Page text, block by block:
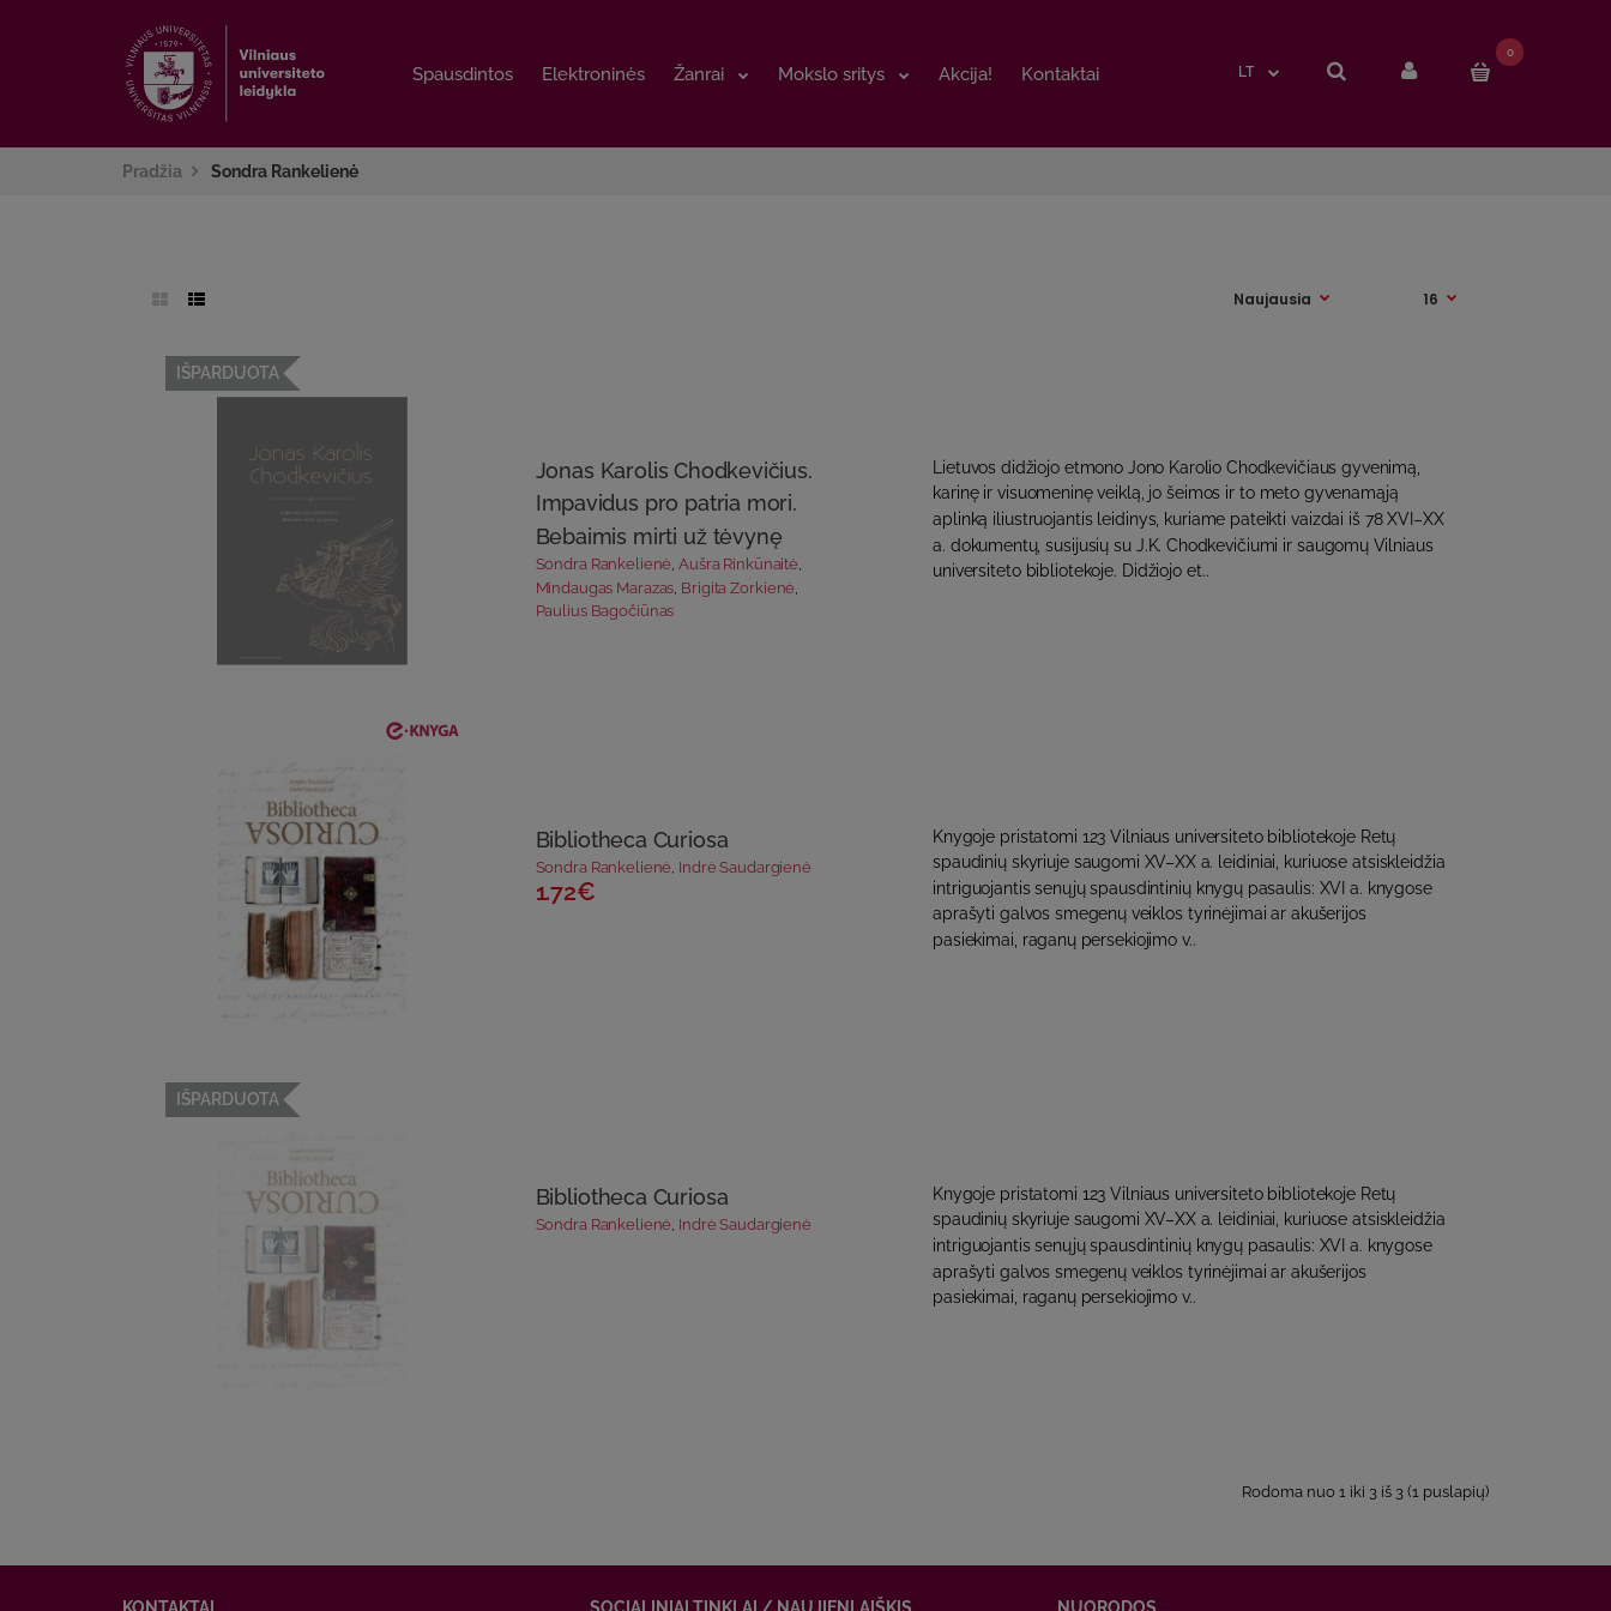
Spausdintos Elektroninės Žanrai Mokslo sritys Akcija! Kontaktai LT
0
Spausdintos Elektroninės Žanrai Mokslo sritys Akcija! Kontaktai LT
0
Pradžia Sondra Rankelienė
IŠPARDUOTA
Jonas Karolis Chodkevičius.
Impavidus pro patria mori.
Bebaimis mirti už tėvynę
Sondra Rankelienė,Aušra Rinkūnaitė,
Mindaugas Marazas Brigita Zorkienė
Paulius Bagočiūnas
Lietuvos didžiojo etmono Jono Karolio Chodkevičiaus gyvenimą,
karinę ir visuomeninę veiklą, jo šeimos ir to meto gyvenamąją
aplinką iliustruojantis leidinys, kuriame pateikti vaizdai iš 78 XVI–XX
a. dokumentų, susijusių su J.K. Chodkevičiumi ir saugomų Vilniaus
universiteto bibliotekoje. Didžiojo et..
Bibliotheca Curiosa
Sondra Rankelienė, Indrė Saudargienė
1.72€
Knygoje pristatomi 123 Vilniaus universiteto bibliotekoje Retų
spaudinių skyriuje saugomi XV–XX a. leidiniai, kuriuose atsiskleidžia
intriguojantis senųjų spausdintinių knygų pasaulis: XVI a. knygose
aprašyti galvos smegenų veiklos tyrinėjimai ar akušerijos
pasiekimai, raganų persekiojimo v..
IŠPARDUOTA
Bibliotheca Curiosa
Sondra Rankelienė, Indrė Saudargienė
Knygoje pristatomi 123 Vilniaus universiteto bibliotekoje Retų
spaudinių skyriuje saugomi XV–XX a. leidiniai, kuriuose atsiskleidžia
intriguojantis senųjų spausdintinių knygų pasaulis: XVI a. knygose
aprašyti galvos smegenų veiklos tyrinėjimai ar akušerijos
pasiekimai, raganų persekiojimo v..
Rodoma nuo 1 iki 3 iš 3 (1 puslapių)